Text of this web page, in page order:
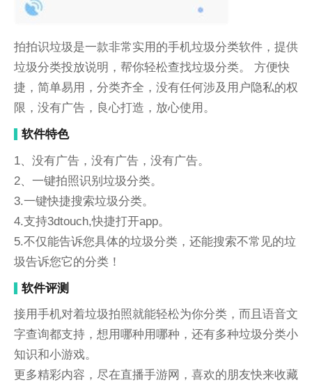
拍拍识垃圾是一款非常实用的手机垃圾分类软件，提供
垃圾分类投放说明，帮你轻松查找垃圾分类。 方便快
捷，简单易用，分类齐全，没有任何涉及用户隐私的权
限，没有广告，良心打造，放心使用。
软件特色
1、没有广告，没有广告，没有广告。
2、一键拍照识别垃圾分类。
3.一键快捷搜索垃圾分类。
4.支持3dtouch,快捷打开app。
5.不仅能告诉您具体的垃圾分类，还能搜索不常见的垃
圾告诉您它的分类！
软件评测
接用手机对着垃圾拍照就能轻松为你分类，而且语音文
字查询都支持，想用哪种用哪种，还有多种垃圾分类小
知识和小游戏。
更多精彩内容，尽在直播手游网，喜欢的朋友快来收藏